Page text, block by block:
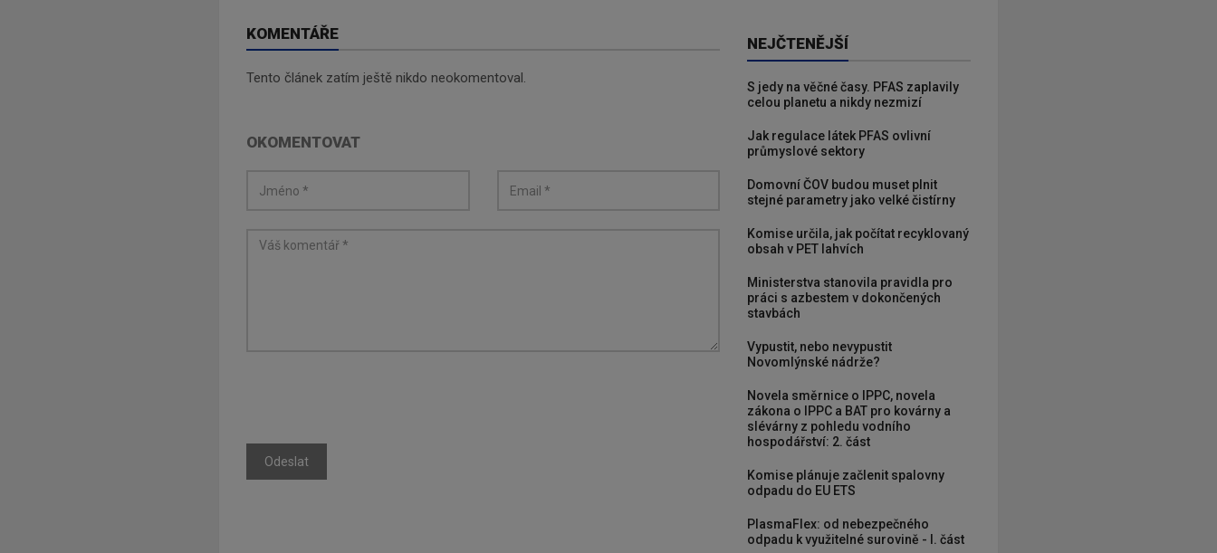
KOMENTÁŘE
Tento článek zatím ještě nikdo neokomentoval.
OKOMENTOVAT
Odeslat
NEJČTENĚJŠÍ
S jedy na věčné časy. PFAS zaplavily
celou planetu a nikdy nezmizí
Jak regulace látek PFAS ovlivní
průmyslové sektory
Domovní ČOV budou muset plnit
stejné parametry jako velké čistírny
Komise určila, jak počítat recyklovaný
obsah v PET lahvích
Ministerstva stanovila pravidla pro
práci s azbestem v dokončených
stavbách
Vypustit, nebo nevypustit
Novomlýnské nádrže?
Novela směrnice o IPPC, novela
zákona o IPPC a BAT pro kovárny a
slévárny z pohledu vodního
hospodářství: 2. část
Komise plánuje začlenit spalovny
odpadu do EU ETS
PlasmaFlex: od nebezpečného
odpadu k využitelné surovině - I. část